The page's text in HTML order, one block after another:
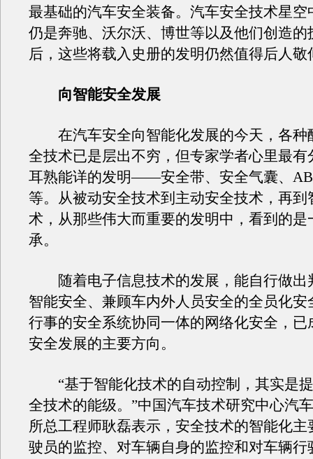
最基础的汽车安全装备。汽车安全技术星空
仍是奔驰、沃尔沃、博世等以及他们创造的
后，这些将载入史册的发明仍然值得后人敬
向智能安全发展
在汽车安全向智能化发展的今天，各种
全技术已是层出不穷，但专家学者心里最有
耳熟能详的发明——安全带、安全气囊、
等。从被动安全技术到主动安全技术，再到
术，从那些伟大而重要的发明中，看到的是
承。
随着电子信息技术的发展，能自行做出
智能安全、兼顾车内外人员安全的全员化安
行事的安全系统协同一体的网络化安全，已
安全发展的主要方向。
“基于智能化技术的自动控制，其实是
全技术的能级。”中国汽车技术研究中心汽
所总工程师耿磊表示，安全技术的智能化主
驶员的监控、对车辆自身的监控和对车辆行